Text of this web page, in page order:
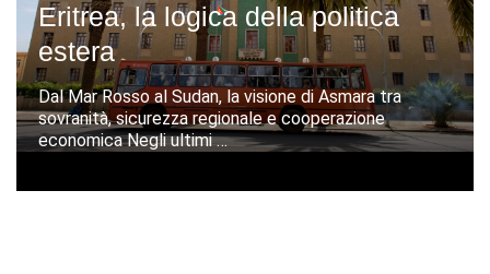
Eritrea, la logica della politica
estera
Dal Mar Rosso al Sudan, la visione di Asmara tra
sovranità, sicurezza regionale e cooperazione
economica Negli ultimi …